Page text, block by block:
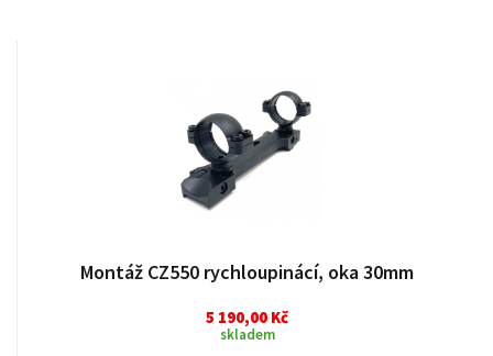
Montáž CZ550 rychloupinácí, oka 30mm
5 190,00 Kč
skladem